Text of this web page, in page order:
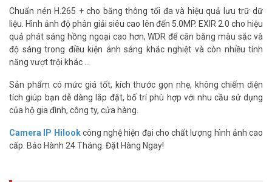
Chuẩn nén H.265 + cho băng thông tối đa và hiệu quả lưu trữ dữ
liệu. Hình ảnh độ phân giải siêu cao lên đến 5.0MP. EXIR 2.0 cho hiệu
quả phát sáng hồng ngoại cao hơn, WDR để cân bằng màu sắc và
độ sáng trong điều kiện ánh sáng khắc nghiệt và còn nhiều tính
năng vượt trội khác ...
Sản phẩm có mức giá tốt, kích thước gọn nhẹ, không chiếm diện
tích giúp bạn dễ dàng lắp đặt, bố trí phù hợp với nhu cầu sử dụng
của hộ gia đình, công ty, cửa hàng.
Camera IP Hilookcông nghệ hiện đại cho chất lượng hình ảnh cao
cấp. Bảo Hành 24 Tháng. Đặt Hàng Ngay!